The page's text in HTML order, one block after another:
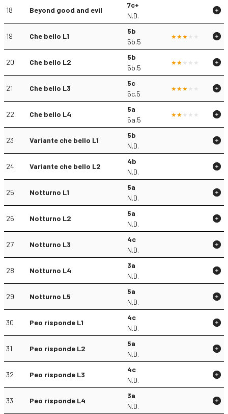
18 Beyond good and evil
7c+
N.D.
19 Che bello L1
5b
5b.5
20 Che bello L2
5b
5b.5
21 Che bello L3
5c
5c.5
22 Che bello L4
5a
5a.5
23 Variante che bello L1
5b
N.D.
24 Variante che bello L2
4b
N.D.
25 Notturno L1
5a
N.D.
26 Notturno L2
5a
N.D.
27 Notturno L3
4c
N.D.
28 Notturno L4
3a
N.D.
29 Notturno L5
5a
N.D.
30 Peo risponde L1
4c
N.D.
31 Peo risponde L2
5a
N.D.
32 Peo risponde L3
4c
N.D.
33 Peo risponde L4
3a
N.D.